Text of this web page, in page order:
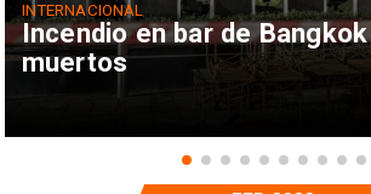
Incendio en bar de
muertos
INTERNACIONAL